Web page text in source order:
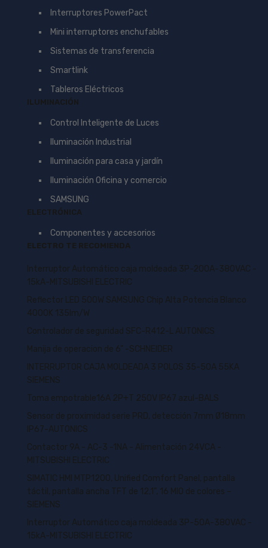
Interruptores PowerPact
Mini interruptores enchufables
Sistemas de transferencia
Smartlink
Tableros Eléctricos
ILUMINACIÓN
Control Inteligente de Luces
Iluminación Industrial
Iluminación para casa y jardín
Iluminación Oficina y comercio
SAMSUNG
ELECTRÓNICA
Componentes y accesorios
ELECTRO TE RECOMIENDA
Interruptor Automático caja moldeada 3P-200A-380VAC -
15kA-MITSUBISHI ELECTRIC
Reflector LED 500W SAMSUNG Chip Alta Potencia Blanco
4000K 135lm/W
Controlador de seguridad SFC-R412-L AUTONICS
Manija de operacion de 6" -SCHNEIDER
INTERRUPTOR CAJA MOLDEADA 3 POLOS 35-50A 55KA
SIEMENS
Toma empotrable16A 2P+T 250V IP67 azul-BALS
Sensor de proximidad serie PRD, detección 7mm Ø18mm
IP67-AUTONICS
Contactor 9A - AC-3 -1NA - Alimentación 24VCA -
MITSUBISHI ELECTRIC
SIMATIC HMI MTP1200, Unified Comfort Panel, pantalla
táctil, pantalla ancha TFT de 12,1", 16 MIO de colores –
SIEMENS
Interruptor Automático caja moldeada 3P-50A-380VAC -
15kA-MITSUBISHI ELECTRIC